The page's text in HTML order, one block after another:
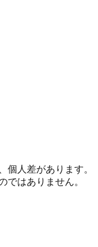
個人差があります。
ではありません。